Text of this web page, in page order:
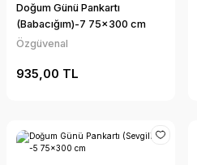
Doğum Günü Pankartı
(Babacığım)-7 75x300 cm
Özgüvenal
935,00 TL